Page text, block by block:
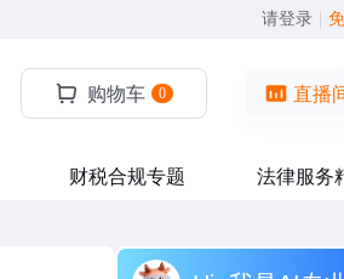
请登录
购物车 0 直播
财税合规专题 法律服务